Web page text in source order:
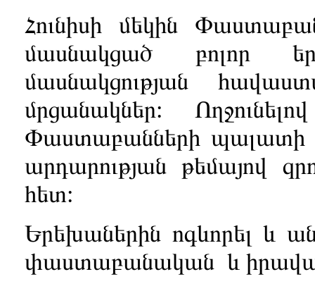
Հունիսի մեկին
մասնակցած բոլոր
մասնակցության
մրցանակներ:
Փաստաբանների
արդարության թեմայով
հետ:
Երեխաներին ոգևորել և
փաստաբանական և